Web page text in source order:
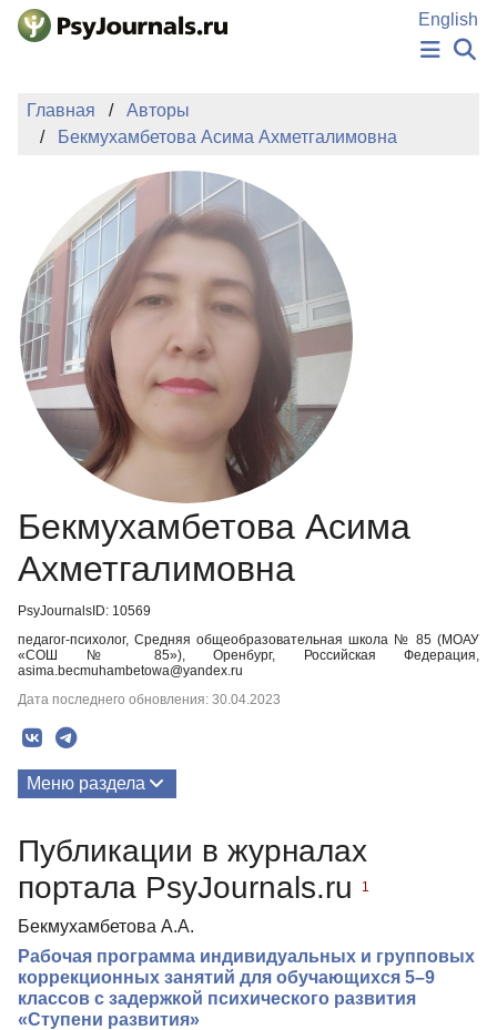
Перейти к основному содержанию
English
ИЗДАНИЯ
ПОДАТЬ РУКОПИСЬ
БАЗА ЗНАНИЙ
КЛЮЧЕВЫЕ СЛОВА
Регистрация
Главная
Авторы
Бекмухамбетова Асима Ахметгалимовна
Бекмухамбетова Асима
Ахметгалимовна
PsyJournalsID: 10569
педагог-психолог, Средняя общеобразовательная школа № 85 (МОАУ
«СОШ № 85»), Оренбург, Российская Федерация,
asima.becmuhambetowa@yandex.ru
Дата последнего обновления: 30.04.2023
Меню раздела
Публикации в журналах
портала PsyJournals.ru
1
Бекмухамбетова А.А.
Рабочая программа индивидуальных и групповых
коррекционных занятий для обучающихся 5–9
классов с задержкой психического развития
«Ступени развития»